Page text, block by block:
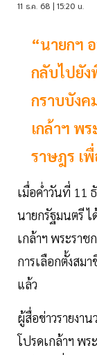
11 ธ.ค. 68 | 15:20 น.
“นายกฯ
กลับไปยั
กราบบังค
เกล้าฯ พ
ราษฎร เ
เมื่อค่ำวันที่ 11
นายกรัฐมนตรี
เกล้าฯ พระรา
การเลือกตั้งสม
แล้ว
ผู้สื่อข่าวรายงา
โปรดเกล้าฯ พ